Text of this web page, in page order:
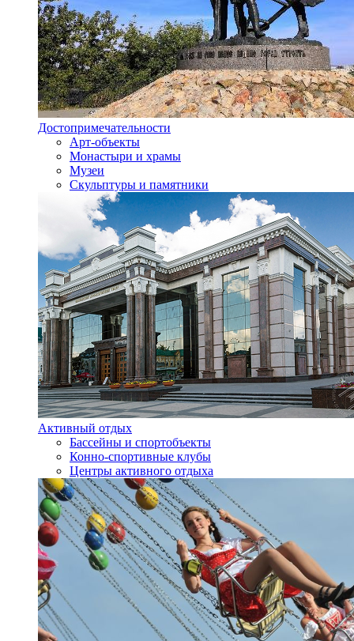
Достопримечательности
Арт-объекты
Монастыри и храмы
Музеи
Скульптуры и памятники
Активный отдых
Бассейны и спортобъекты
Конно-спортивные клубы
Центры активного отдыха